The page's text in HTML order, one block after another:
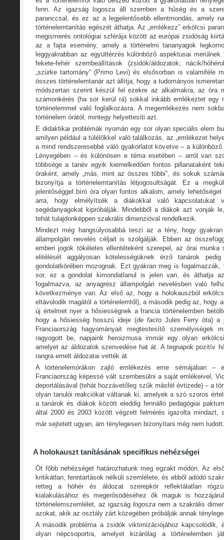
fenn. Az igazság logosza áll szemben a hűség és a
paranccsal, és ez az a legjelentősebb ellentmondás, amely
történelemtanítás egészét áthatja. Az „emlékezz” erkölcsi
megismerés ontológiai szférája között az európai zsidóság
az a fajta esemény, amely a történelmi tananyagok
leggyakrabban az együttérzés különböző aspektusai
fekete-fehér szembeállítások (zsidók/áldozatok; nácik/
„szürke tartomány” (Primo Levi) és elsősorban is valamiféle
összes történelemtanár azt állítja, hogy a tudományos
módszertan szerint készül fel ezekre az alkalmakra, az óra
számonkérés (ha sor kerül rá) sokkal inkább emlékeztet egy
történelemmel való foglalkozásra. A megemlékezés nem
történelem órától, mintegy helyettesíti azt.
E didaktikai problémák nyomán egy sor olyan speciális elem
amilyen például a túlélőkkel való találkozás, az „emlékezet
a mind rendszeresebbé váló gyakorlatot követve – a
Lényegében – és különösen e téma esetében – arról van
többsége a tanév egyik kiemelkedően fontos pillanataként
óraként, amely „más, mint az összes többi”, és sokuk
bizonyítja a történelemtanítás létjogosultságát. Ez a
jelentőséggel bíró óra olyan fontos alkalom, amely
arra, hogy elmélyítsék a diákokkal való
segédanyagokat kipróbálják. Mindebből a diákok azt vonják
tehát tulajdonképpen szakrális dimenzióval rendelkezik.
Mindezt még hangsúlyosabbá teszi az a tény, hogy
állampolgári nevelés céljait is szolgálják. Ebben az
emberi jogok tökéletes ellentéteként szerepel, az órai munka
elitélését aggályosan kötelességüknek érző tanárok
gondolatkörében mozognak. Ezt gyakran meg is
sor, ez a gondolat kimondatlanul is jelen van, és áthatja
fogalmazva, az anyagrész állampolgári nevelésben való
következménye van. Az első az, hogy a holokauszból
eltávolodik magától a történelemtől), a második pedig az, hogy
új értelmet nyer a hősiességnek a francia történelemben
hogy a hősiesség hosszú ideje (de factoJules Ferry óta) a
Franciaország hagyományait megtestesítő személyiségek
ragyogott be, napjaink heroizmusa immár egy olyan
amelyet az áldozatok szenvedése hat át. A tegnapok pozitív
rangra emelt áldozatai vették át.
A történelemórákon zajló emlékezés eme sémájában –
Franciaország képessé vált szembesülni a saját emlékeivel,
deportálásával (tehát hozzávetőleg szűk másfél évtizede) – a
olyan tanulói reakciókat váltanak ki, amelyek a szó szoros
a tanárok és diákok között eleddig fennálló pedagógiai
által 2000 és 2003 között végzett felmérés igazolta mindazt,
már sejtetett ugyan, ám ténylegesen bizonyítani még nem tudott.
A holokauszt tanításának specifikus nehézségei
Öt főbb nehézséget határozhatunk meg egzakt módón. Az
kritikátlan, fenntartások nélküli szemlélete, és ebből adódó
retteg a hóhér és áldozat szerepkör reflektálatlan
kialakulásához és megerősödéséhez ők maguk is
történelemszemlélet, az igazság logosza nem a szakrális
azokat, akik az osztály zárt közegében próbálják annak
A második probléma a zsidók viktimizációjához kapcsolódik,
olyan népcsoportra, amelyet kizárólag a történelemben